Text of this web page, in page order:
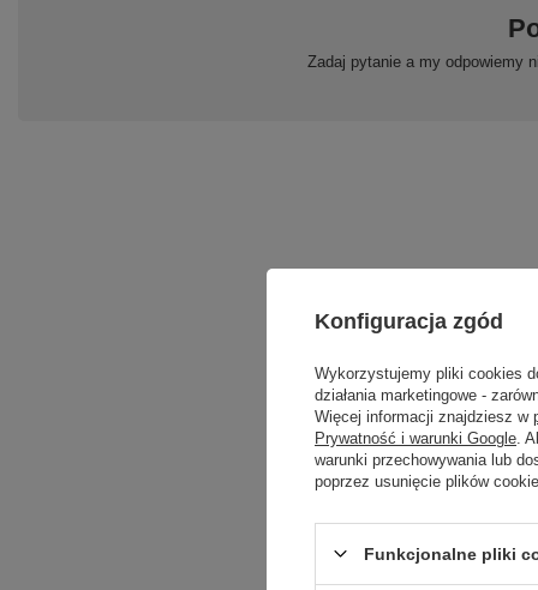
Zadaj pytanie a my odpowiemy
Treść twojej opinii
Dodaj własne
Konfiguracja zgód
Wykorzystujemy pliki cookies
działania marketingowe -
Więcej informacji znajdziesz w
Prywatność i warunki Google .
warunki przechowywania lub
poprzez usunięcie plików
Funkcjonalne pliki